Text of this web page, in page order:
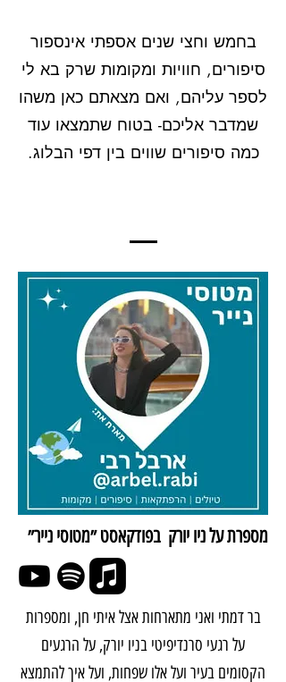
בחמש וחצי שנים אספתי אינספור
סיפורים, חוויות ומקומות שרק בא לי
לספר עליהם, ואם מצאתם כאן משהו
שמדבר אליכם- בטוח שתמצאו עוד
כמה סיפורים שווים בין דפי הבלוג.
מספרת על ניו יורק בפודקאסט ״מטוסי נייר״
בר דמתי ואני מתארחות אצל איתי חן, ומספרות
על רגעי סרנדיפיטי בניו יורק, על הרגעים
הקסומים בעיר ועל אלו שפחות, ועל איך להתמצא